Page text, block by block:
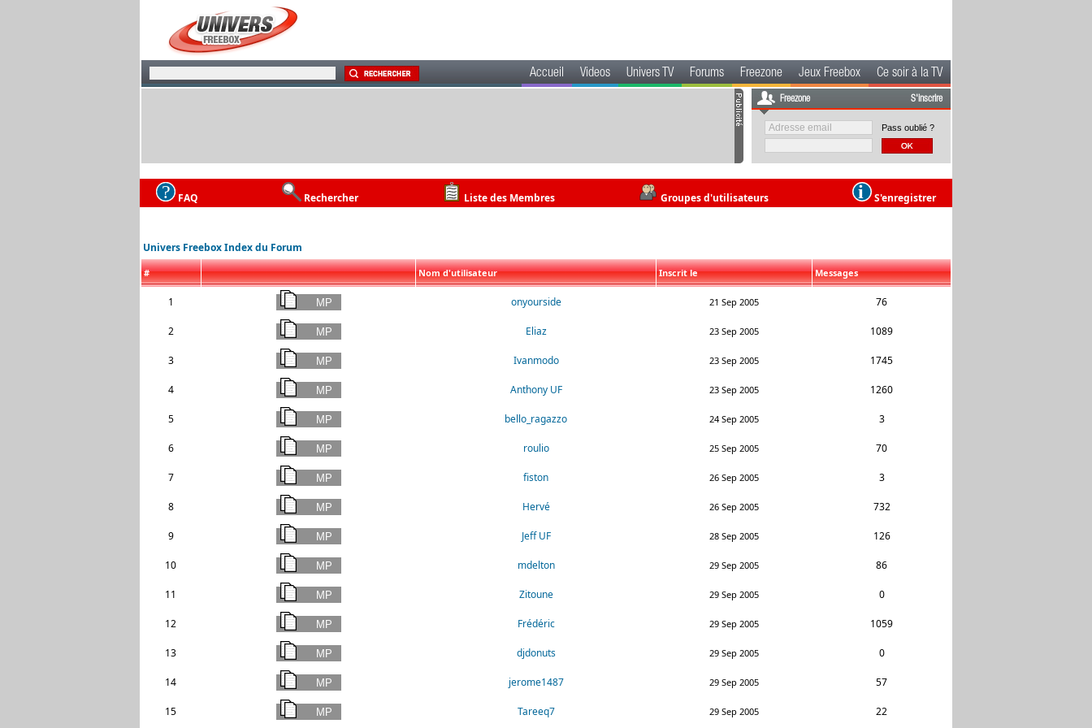
Accueil Videos Univers TV Forums Freezone Jeux Freebox Ce soir à la TV
Freezone S'inscrire
Pass oublié ?
FAQ Rechercher Liste des Membres Groupes d'utilisateurs S'enregistrer
Univers Freebox Index du Forum
# Nom d'utilisateur Inscrit le Messages
1 onyourside 21 Sep 2005 76
2 Eliaz 23 Sep 2005 1089
3 Ivanmodo 23 Sep 2005 1745
4 Anthony UF 23 Sep 2005 1260
5 bello_ragazzo 24 Sep 2005 3
6 roulio 25 Sep 2005 70
7 fiston 26 Sep 2005 3
8 Hervé 26 Sep 2005 732
9 Jeff UF 28 Sep 2005 126
10 mdelton 29 Sep 2005 86
11 Zitoune 29 Sep 2005 0
12 Frédéric 29 Sep 2005 1059
13 djdonuts 29 Sep 2005 0
14 jerome1487 29 Sep 2005 57
15 Tareeq7 29 Sep 2005 22